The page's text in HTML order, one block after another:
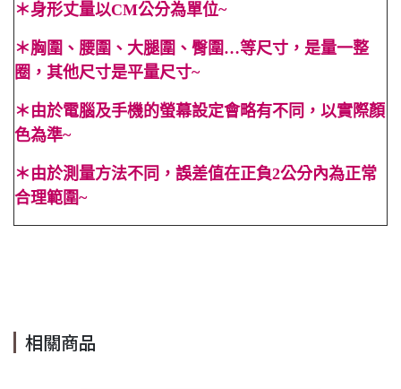
＊身形丈量以CM公分為單位~
＊胸圍、腰圍、大腿圍、臀圍…等尺寸，是量一整
圈，其他尺寸是平量尺寸~
＊ 由於電腦及手機的螢幕設定會略有不同，以實際顏
色為準~
＊ 由於測量方法不同，誤差值在正負2公分內為正常
合理範圍~
相關商品